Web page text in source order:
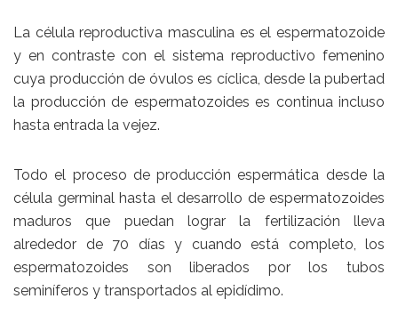
La célula reproductiva masculina es el espermatozoide
y en contraste con el sistema reproductivo femenino
cuya producción de óvulos es cíclica, desde la pubertad
la producción de espermatozoides es continua incluso
hasta entrada la vejez.
Todo el proceso de producción espermática desde la
célula germinal hasta el desarrollo de espermatozoides
maduros que puedan lograr la fertilización lleva
alrededor de 70 días y cuando está completo, los
espermatozoides son liberados por los tubos
seminíferos y transportados al epidídimo.